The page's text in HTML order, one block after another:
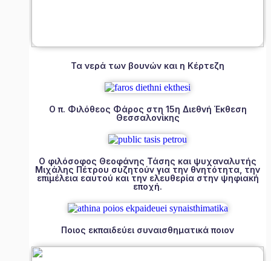
Τα νερά των βουνών και η Κέρτεζη
Ο π. Φιλόθεος Φάρος στη 15η Διεθνή Έκθεση
Θεσσαλονίκης
Ο φιλόσοφος Θεοφάνης Τάσης και ψυχαναλυτής
Μιχάλης Πέτρου συζητούν για την θνητότητα, την
επιμέλεια εαυτού και την ελευθερία στην ψηφιακή
εποχή.
Ποιος εκπαιδεύει συναισθηματικά ποιον